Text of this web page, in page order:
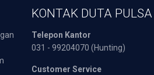
KONTAK DUTA PULSA
Telepon Kantor
031 - 99204070 (Hunting)
Customer Service